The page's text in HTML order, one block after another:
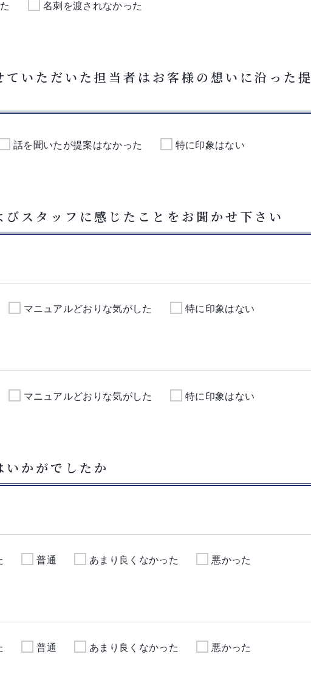
名刺を渡されなかった
ていただいた担当者はお客様の想いに沿った提
話を聞いたが提案はなかった 特に印象はない
スタッフに感じたことをお聞かせ下さい
マニュアルどおりな気がした 特に印象はない
マニュアルどおりな気がした 特に印象はない
かがでしたか
普通 あまり良くなかった 悪かった
普通 あまり良くなかった 悪かった